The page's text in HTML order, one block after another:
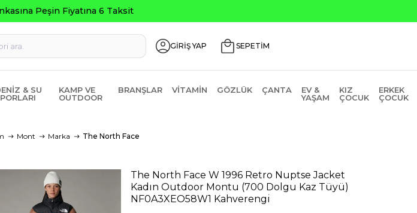
Fiyatına 6 Taksit
GİRİŞ YAP SEPETİM
& SU
KAMP VE
OUTDOOR
BRANŞLAR VITAMIN GÖZLÜK ÇANTA
EV &
YAŞAM
KIZ
ÇOCUK
ERKEK
ÇOCUK
Mont Marka The North Face
The North Face W 1996 Retro Nuptse Jacket
Kadın Outdoor Montu (700 Dolgu Kaz Tüyü)
NF0A3XEO58W1 Kahverengi